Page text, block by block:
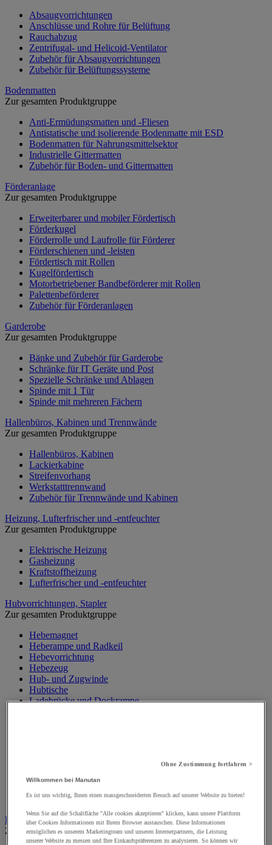
Absaugvorrichtungen
Anschlüsse und Rohre für Belüftung
Rauchabzug
Zentrifugal- und Helicoid-Ventilator
Zubehör für Absaugvorrichtungen
Zubehör für Belüftungssysteme
Bodenmatten
Zur gesamten Produktgruppe
Anti-Ermüdungsmatten und -Fliesen
Antistatische und isolierende Bodenmatte mit ESD
Bodenmatten für Nahrungsmittelsektor
Industrielle Gittermatten
Zubehör für Boden- und Gittermatten
Förderanlage
Zur gesamten Produktgruppe
Erweiterbarer und mobiler Fördertisch
Förderkugel
Förderrolle und Laufrolle für Förderer
Förderschienen und -leisten
Fördertisch mit Rollen
Kugelfördertisch
Motorbetriebener Bandbeförderer mit Rollen
Palettenbeförderer
Zubehör für Förderanlagen
Garderobe
Zur gesamten Produktgruppe
Bänke und Zubehör für Garderobe
Schränke für IT Geräte und Post
Spezielle Schränke und Ablagen
Spinde mit 1 Tür
Spinde mit mehreren Fächern
Hallenbüros, Kabinen und Trennwände
Zur gesamten Produktgruppe
Hallenbüros, Kabinen
Lackierkabine
Streifenvorhang
Werkstatttrennwand
Zubehör für Trennwände und Kabinen
Heizung, Lufterfrischer und -entfeuchter
Zur gesamten Produktgruppe
Elektrische Heizung
Gasheizung
Kraftstoffheizung
Lufterfrischer und -entfeuchter
Hubvorrichtungen, Stapler
Zur gesamten Produktgruppe
Hebemagnet
Heberampe und Radkeil
Hebevorrichtung
Hebezeug
Hub- und Zugwinde
Hubtische
Ladebrücke und Dockrampe
Traverse
Zylinder
Hubwagen
Zur gesamten Produktgruppe
Ohne Zustimmung fortfahren >
Willkommen bei Manutan
Es ist uns wichtig, Ihnen einen massgeschneiderten Besuch auf unserer Website zu bieten!
Wenn Sie auf die Schaltfläche "Alle cookies akzeptieren" klicken, kann unsere Plattform
über Cookies Informationen mit Ihrem Browser austauschen. Diese Informationen
ermöglichen es unserem Marketingteam und unseren Internetpartnern, die Leistung
unserer Website zu messen und Ihre Einkaufspräferenzen zu analysieren. So können wir